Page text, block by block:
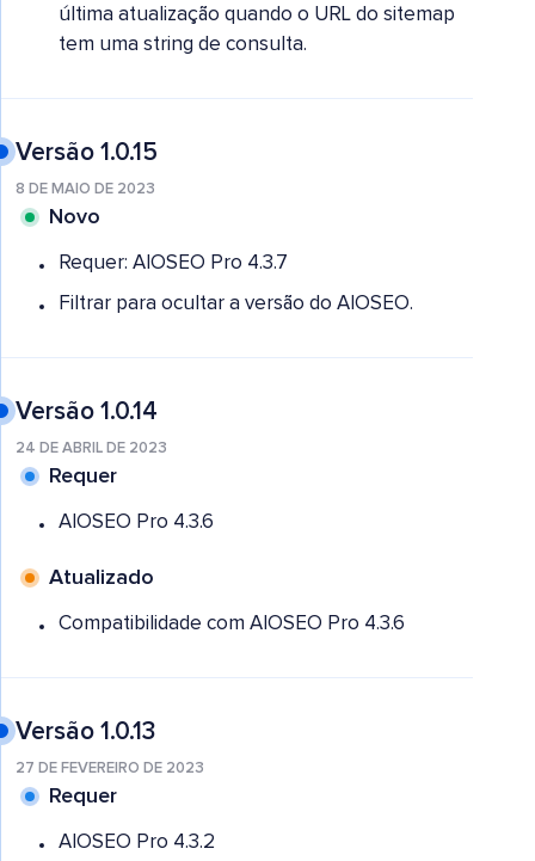
última atualização quando o URL do sitemap
tem uma string de consulta.
Versão 1.0.15
8 DE MAIO DE 2023
Novo
Requer: AIOSEO Pro 4.3.7
Filtrar para ocultar a versão do AIOSEO.
Versão 1.0.14
24 DE ABRIL DE 2023
Requer
AIOSEO Pro 4.3.6
Atualizado
Compatibilidade com AIOSEO Pro 4.3.6
Versão 1.0.13
27 DE FEVEREIRO DE 2023
Requer
AIOSEO Pro 4.3.2